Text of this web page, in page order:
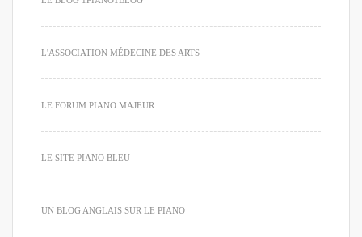
L'ASSOCIATION MÉDECINE DES ARTS
LE FORUM PIANO MAJEUR
LE SITE PIANO BLEU
UN BLOG ANGLAIS SUR LE PIANO